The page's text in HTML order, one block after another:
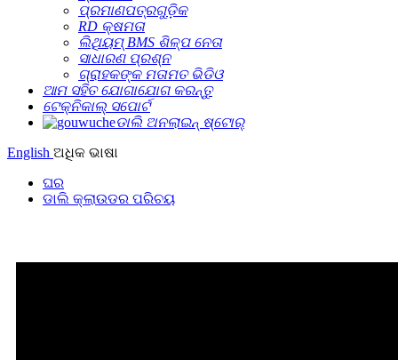
ପ୍ରମାଣପତ୍ରଗୁଡ଼ିକ
RD କ୍ଷମତା
ଲିଥିୟମ୍ BMS ଶିଳ୍ପ ନେତା
ସାଧାରଣ ପ୍ରଶ୍ନ
ଗ୍ରାହକଙ୍କ ମତାମତ ଭିଡିଓ
ଆମ ସହିତ ଯୋଗାଯୋଗ କରନ୍ତୁ
ଟେକ୍ନିକାଲ୍ ସପୋର୍ଟ
ଡାଲି ଅନଲାଇନ୍ ଷ୍ଟୋର୍
English ଅଧିକ ଭାଷା
ଘର
ଡାଲି କ୍ଲାଉଡର ପରିଚୟ